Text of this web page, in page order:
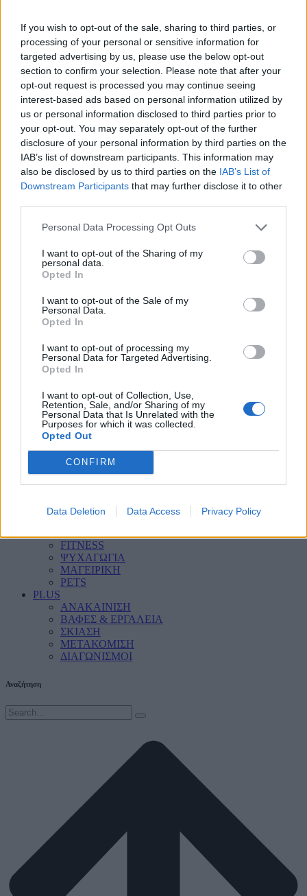
If you wish to opt-out of the sale, sharing to third parties, or
processing of your personal or sensitive information for
targeted advertising by us, please use the below opt-out
section to confirm your selection. Please note that after your
opt-out request is processed you may continue seeing
interest-based ads based on personal information utilized by
us or personal information disclosed to third parties prior to
your opt-out. You may separately opt-out of the further
disclosure of your personal information by third parties on the
IAB’s list of downstream participants. This information may
also be disclosed by us to third parties on the IAB’s List of
Downstream Participants that may further disclose it to other
Personal Data Processing Opt Outs
I want to opt-out of the Sharing of my
personal data.
Opted In
I want to opt-out of the Sale of my
Personal Data.
Opted In
I want to opt-out of processing my
Personal Data for Targeted Advertising.
Opted In
I want to opt-out of Collection, Use,
Retention, Sale, and/or Sharing of my
Personal Data that Is Unrelated with the
Purposes for which it was collected.
Opted Out
CONFIRM
Data Deletion Data Access Privacy Policy
DESIGN & INSPIRATION
SMART HOME & DEVICES
AUDIO/VISUAL
ΛΕΥΚΕΣ ΣΥΣΚΕΥΕΣ
ΜΙΚΡΟΣΥΣΚΕΥΕΣ
ΚΑΘΑΡΙΟΤΗΤΑ
PERSONAL CARE
HOME SECURITY
INDOOR
ΣΑΛΟΝΙ
ΚΟΥΖΙΝΑ
ΥΠΝΟΔΩΜΑΤΙΟ
ΠΑΙΔΙΚΟ ΔΩΜΑΤΙΟ
HOME OFFICE
OUTDOOR
ΒΕΡΑΝΤΑ
ΓΚΑΡΑΖ
DIY
ΟΡΓΑΝΩΣΗ & TIPS
FITNESS
ΨΥΧΑΓΩΓΙΑ
ΜΑΓΕΙΡΙΚΗ
PETS
PLUS
ΑΝΑΚΑΙΝΙΣΗ
ΒΑΦΕΣ & ΕΡΓΑΛΕΙΑ
ΣΚΙΑΣΗ
ΜΕΤΑΚΟΜΙΣΗ
ΔΙΑΓΩΝΙΣΜΟΙ
Αναζήτηση